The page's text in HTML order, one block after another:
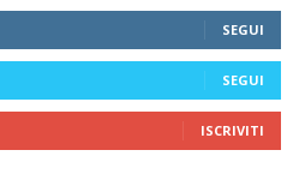
SEGUI
SEGUI
ISCRIVITI